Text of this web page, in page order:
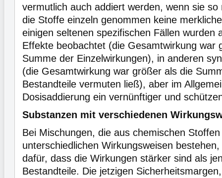
vermutlich auch addiert werden, wenn sie so
die Stoffe einzeln genommen keine
einigen seltenen spezifischen Fällen wurden
Effekte beobachtet (die Gesamtwirkung war
Summe der Einzelwirkungen), in anderen
(die Gesamtwirkung war größer als die
Bestandteile vermuten ließ), aber im
Dosisaddierung ein vernünftiger und
Substanzen mit verschiedenen
Bei Mischungen, die aus chemischen
unterschiedlichen Wirkungsweisen
dafür, dass die Wirkungen stärker sind als
Bestandteile. Die jetzigen